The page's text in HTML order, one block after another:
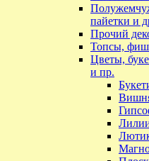
пайетки и
Прочий
Топсы,
Цветы,
и пр.